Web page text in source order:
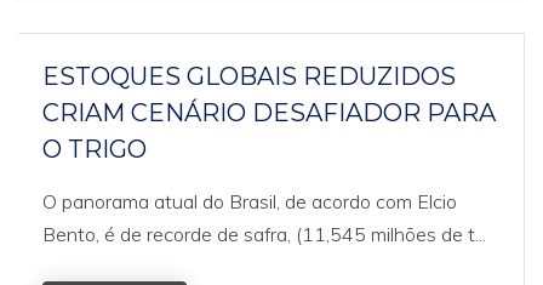
ESTOQUES GLOBAIS REDUZIDOS
CRIAM CENÁRIO DESAFIADOR PARA
O TRIGO
O panorama atual do Brasil, de acordo com Elcio
Bento, é de recorde de safra, (11,545 milhões de t...